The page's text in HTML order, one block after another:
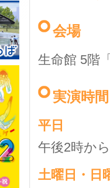
会場
生命館 5階
実演時間
平日
午後2時から
土曜日・日